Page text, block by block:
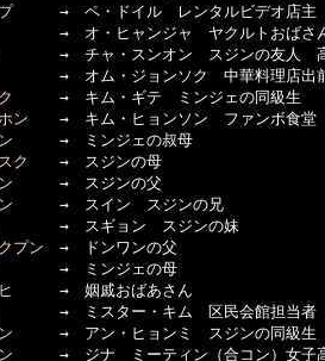
→　ペ・ドイル　レンタルビデオ店主
オ・ヒャンジャ　ヤクルトおばさ
→　チャ・スンオン　スジンの友人　
ム・ジョンソク　中華料理店出前持
→　キム・ギテ　ミンジェの同級生
ン →　キム・ヒョンソン　ファンボ食堂
→　ミンジェの叔母
ク
→　スジンの母
→　スジンの父
→　スイン　スジンの兄
→　スギョン　スジンの妹
プン →　ドンワンの父
　　　→　ミンジェの母
→　姻戚おばあさん
→　ミスター・キム　区民会館担当者
→　アン・ヒョンミ　スジンの同級
→　ジナ　ミーティン（合コン）女子